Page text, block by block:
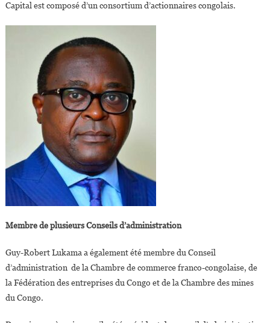
Capital est composé d’un consortium d’actionnaires congolais.
Membre de plusieurs Conseils d’administration
Guy-Robert Lukama a également été membre du Conseil
d’administration de la Chambre de commerce franco-congolaise, de
la Fédération des entreprises du Congo et de la Chambre des mines
du Congo.